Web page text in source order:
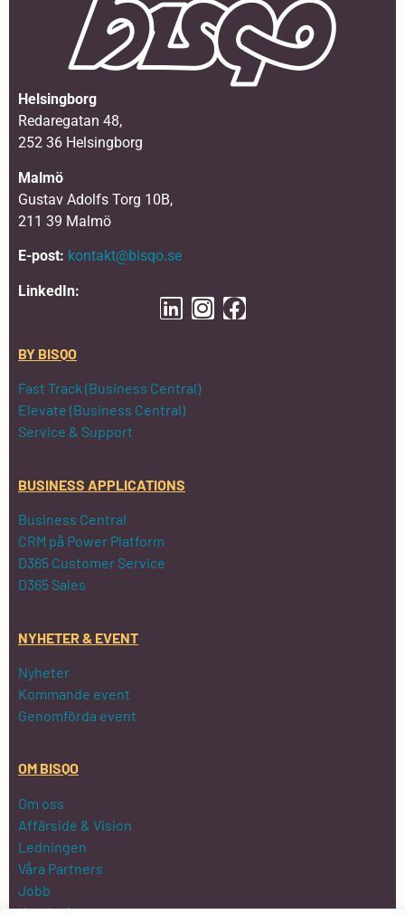
Helsingborg
Redaregatan 48,
252 36 Helsingborg
Malmö
Gustav Adolfs Torg 10B,
211 39 Malmö
E-post: kontakt@bisqo.se
LinkedIn:
BY BISQO
Fast Track (Business Central)
Elevate (Business Central)
Service & Support
BUSINESS APPLICATIONS
Business Central
CRM på Power Platform
D365 Customer Service
D365 Sales
NYHETER & EVENT
Nyheter
Kommande event
Genomförda event
OM BISQO
Om oss
Affärsidé & Vision
Ledningen
Våra Partners
Jobb